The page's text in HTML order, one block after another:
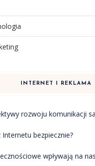
INTERNET I REKLAMA
rozwoju komunikacji
Internetu bezpiecznie?
wpływają na